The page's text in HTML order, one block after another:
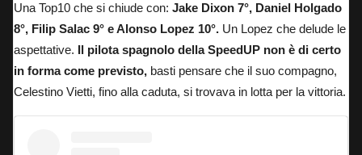
Una Top10 che si chiude con: Jake Dixon 7°, Daniel Holgado
8°, Filip Salac 9° e Alonso Lopez 10°. Un Lopez che delude le
aspettative.
Il pilota spagnolo della SpeedUP non è di certo
in forma come previsto, basti pensare che il suo compagno,
Celestino Vietti, fino alla caduta, si trovava in lotta per la vittoria.